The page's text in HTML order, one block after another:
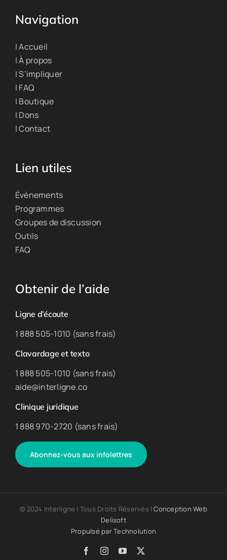
Navigation
| Accueil
| À propos
| S’impliquer
| FAQ
| Boutique
| Dons
| Contact
Lien utiles
Évènements
Programmes
Groupes de discussion
Outils
FAQ
Obtenir de l’aide
Ligne d’écoute
1 888 505-1010 (sans frais)
Clavardage et texto
1 888 505-1010 (sans frais)
aide@interligne.co
Clinique juridique
1 888 970-2720 (sans frais)
Abonnez-vous aux infolettres
© 2024 Interligne | Tous Droits Réservés |Conception Web
Delisoft
Propulsé parTechnolution
FacebookInstagram
YouTube